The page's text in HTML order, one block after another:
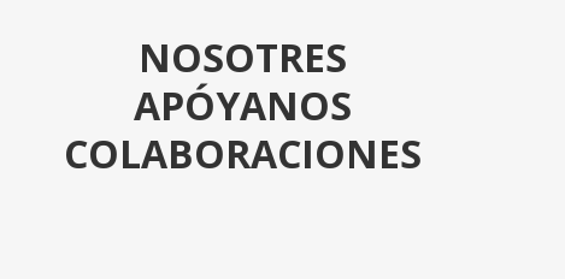
NOSOTRES
APÓYANOS
COLABORACIONES